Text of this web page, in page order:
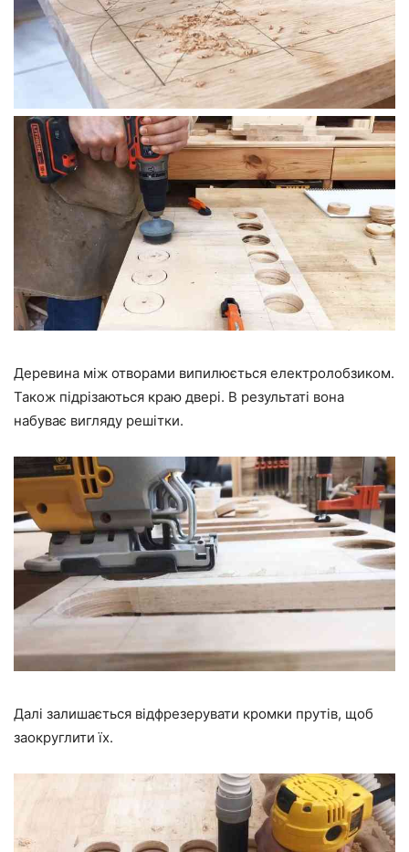
Деревина між отворами випилюється електролобзиком.
Також підрізаються краю двері. В результаті вона
набуває вигляду решітки.
Далі залишається відфрезерувати кромки прутів, щоб
заокруглити їх.